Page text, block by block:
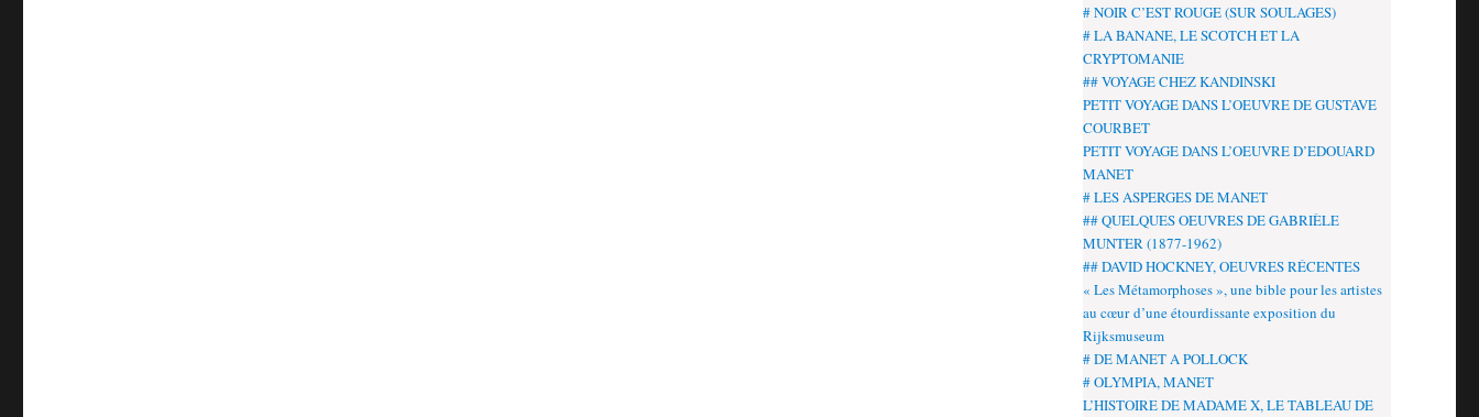
# NOIR C’EST ROUGE (SUR SOULAGES)
# LA BANANE, LE SCOTCH ET LA
CRYPTOMANIE
## VOYAGE CHEZ KANDINSKI
PETIT VOYAGE DANS L’OEUVRE DE GUSTAVE
COURBET
PETIT VOYAGE DANS L’OEUVRE D’EDOUARD
MANET
# LES ASPERGES DE MANET
## QUELQUES OEUVRES DE GABRIÈLE
MUNTER (1877-1962)
## DAVID HOCKNEY, OEUVRES RÉCENTES
« Les Métamorphoses », une bible pour les artistes
au cœur d’une étourdissante exposition du
Rijksmuseum
# DE MANET A POLLOCK
# OLYMPIA, MANET
L’HISTOIRE DE MADAME X, LE TABLEAU DE